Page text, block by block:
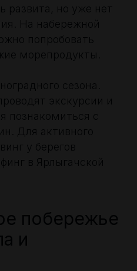
развита, но уже нет
На набережной
попробовать
морепродукты.
сезона.
экскурсии и
познакомиться с
Для активного
у берегов
в Ярлыгачской
побережье
и